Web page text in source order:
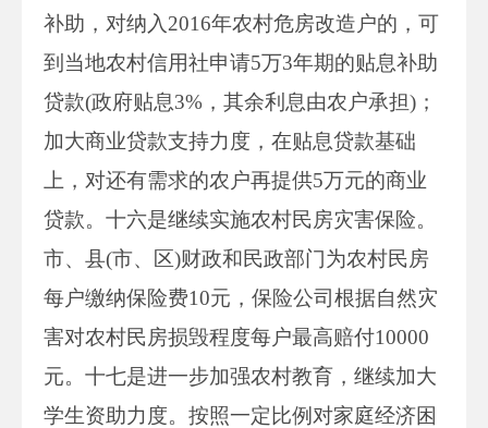
补助，对纳入2016年农村危房改造户的，可
到当地农村信用社申请5万3年期的贴息补助
贷款(政府贴息3%，其余利息由农户承担)；
加大商业贷款支持力度，在贴息贷款基础
上，对还有需求的农户再提供5万元的商业
贷款。十六是继续实施农村民房灾害保险。
市、县(市、区)财政和民政部门为农村民房
每户缴纳保险费10元，保险公司根据自然灾
害对农村民房损毁程度每户最高赔付10000
元。十七是进一步加强农村教育，继续加大
学生资助力度。按照一定比例对家庭经济困